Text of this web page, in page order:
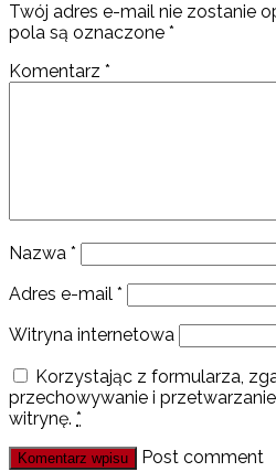
Twój adres e-mail nie zostanie
pola są oznaczone *
Komentarz *
Nazwa *
Adres e-mail *
Witryna internetowa
Korzystając z formularza,
przechowywanie i
witrynę. *
Post comment